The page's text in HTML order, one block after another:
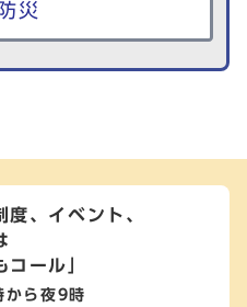
防災
度、イベント、
コール」
ら夜9時